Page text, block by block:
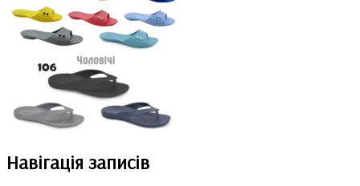
Навігація записів